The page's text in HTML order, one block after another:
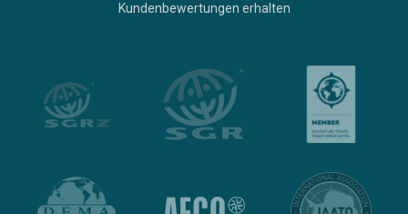
Kundenbewertungen erhalten